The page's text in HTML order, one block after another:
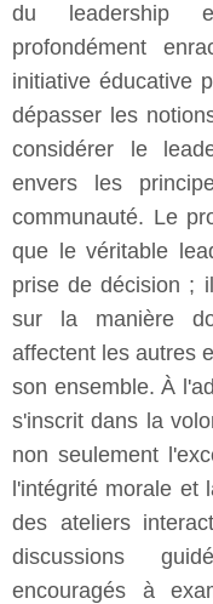
du leadership
profondément
initiative éducative
dépasser les
considérer le
envers les
communauté. Le
que le véritable
prise de décision ;
sur la manière
affectent les autres
son ensemble. À
s'inscrit dans la
non seulement
l'intégrité morale et
des ateliers
discussions
encouragés à